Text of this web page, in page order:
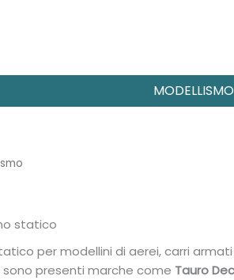
statico
per modellini di aerei, carri
presenti marche come Tauro